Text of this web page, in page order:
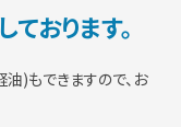
よくあるご質問
おります。
油)もできますので、お